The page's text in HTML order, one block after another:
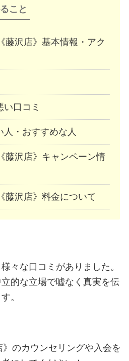
こと
沢店》基本情報・アク
い口コミ
人・おすすめな人
沢店》キャンペーン情
沢店》料金について
々な口コミがありました。
的な立場で嘘なく真実を伝
。
のカウンセリングや入会を